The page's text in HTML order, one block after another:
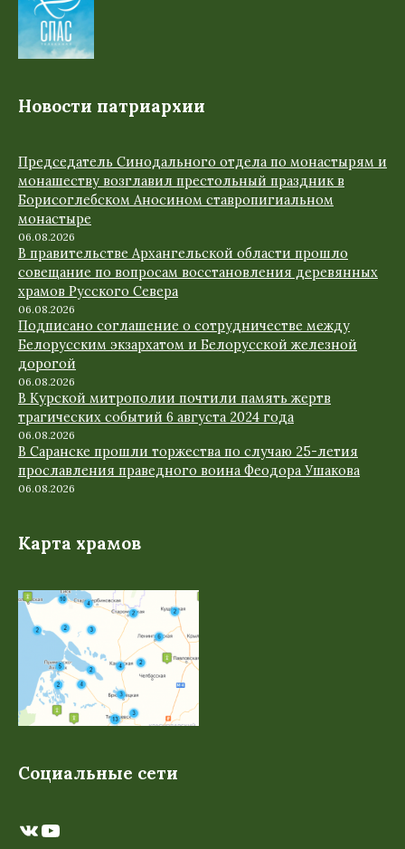
Новости патриархии
Председатель Синодального отдела по монастырям и
монашеству возглавил престольный праздник в
Борисоглебском Аносином ставропигиальном
монастыре
06.08.2026
В правительстве Архангельской области прошло
совещание по вопросам восстановления деревянных
храмов Русского Севера
06.08.2026
Подписано соглашение о сотрудничестве между
Белорусским экзархатом и Белорусской железной
дорогой
06.08.2026
В Курской митрополии почтили память жертв
трагических событий 6 августа 2024 года
06.08.2026
В Саранске прошли торжества по случаю 25-летия
прославления праведного воина Феодора Ушакова
06.08.2026
Карта храмов
Социальные сети
ВКонтакте
YouTube